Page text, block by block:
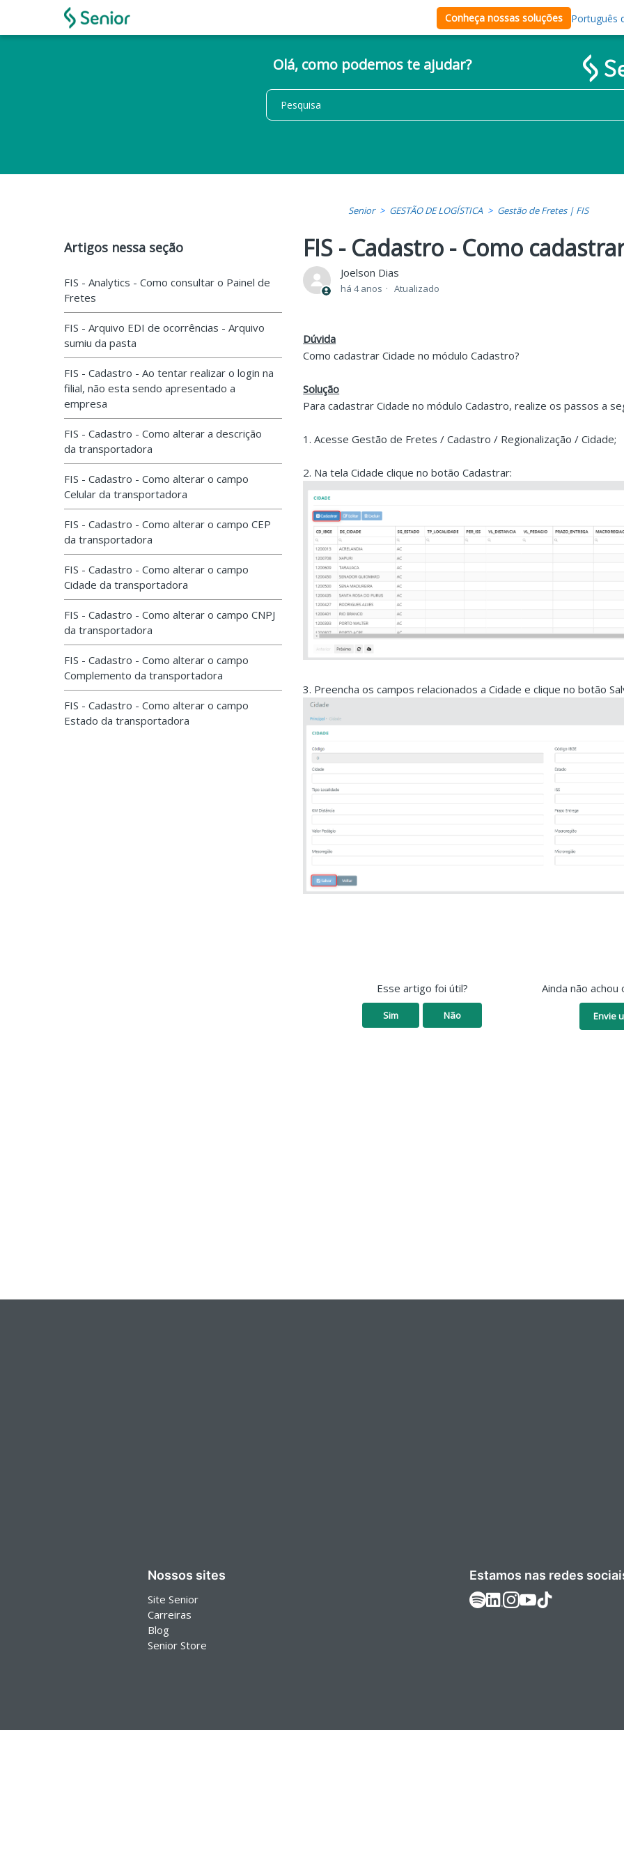
Conheça nossas soluções Português
Olá, como podemos te ajudar?
Senior GESTÃO DE LOGÍSTICA Gestão de Fretes | FIS
Artigos nessa seção
FIS - Analytics - Como consultar o Painel de
Fretes
FIS - Arquivo EDI de ocorrências - Arquivo
sumiu da pasta
FIS - Cadastro - Ao tentar realizar o login na
filial, não esta sendo apresentado a
empresa
FIS - Cadastro - Como alterar a descrição
da transportadora
FIS - Cadastro - Como alterar o campo
Celular da transportadora
FIS - Cadastro - Como alterar o campo CEP
da transportadora
FIS - Cadastro - Como alterar o campo
Cidade da transportadora
FIS - Cadastro - Como alterar o campo CNPJ
da transportadora
FIS - Cadastro - Como alterar o campo
Complemento da transportadora
FIS - Cadastro - Como alterar o campo
Estado da transportadora
FIS - Cadastro - Como
Joelson Dias
há 4 anos Atualizado
Dúvida
Como cadastrar Cidade no módulo Cadastro?
Solução
Para cadastrar Cidade no módulo Cadastro, realize os passos a
1. Acesse Gestão de Fretes / Cadastro / Regionalização / Cidade;
2. Na tela Cidade clique no botão Cadastrar:
3. Preencha os campos relacionados a Cidade e clique no botão
Esse artigo foi útil?
Sim Não
Ainda não
Envie
Nossos sites
Site Senior
Carreiras
Blog
Senior Store
Estamos nas redes